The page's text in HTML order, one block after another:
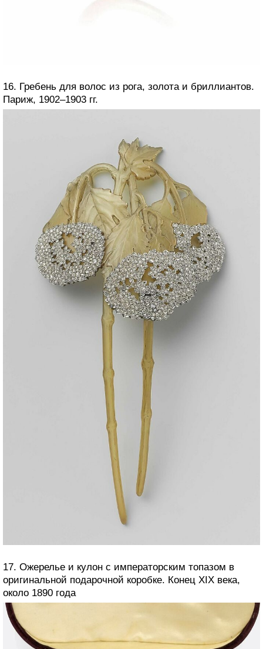
16. Гребень для волос из рога, золота и бриллиантов.
Париж, 1902–1903 гг.
17. Ожерелье и кулон с императорским топазом в
оригинальной подарочной коробке. Конец XIX века,
около 1890 года